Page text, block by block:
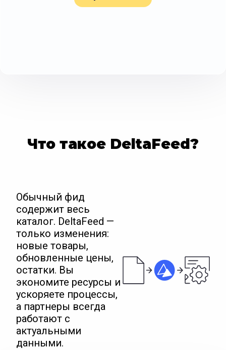
Что такое DeltaFeed?
Обычный фид
содержит весь
каталог. DeltaFeed —
только изменения:
новые товары,
обновленные цены,
остатки. Вы
экономите ресурсы и
ускоряете процессы,
а партнеры всегда
работают с
актуальными
данными.